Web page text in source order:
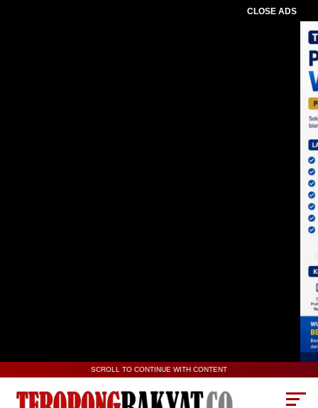
CLOSE ADS
SCROLL TO CONTINUE WITH CONTENT